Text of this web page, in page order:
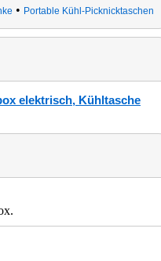
• Portable Kühl-Picknicktaschen
elektrisch, Kühltasche